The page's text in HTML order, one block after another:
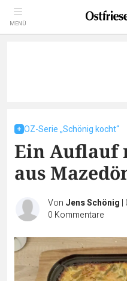
MENÜ
OZ-Serie „Schönig kocht“
Ein Auflauf
aus
Von Jens Schönig |
0 Kommentare